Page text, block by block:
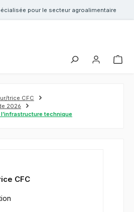
pour le secteur agroalimentaire
trice CFC
2026
technique
CFC